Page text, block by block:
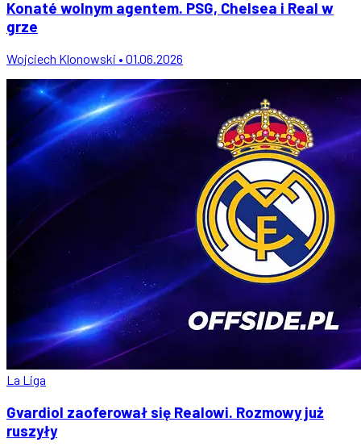
Konaté wolnym agentem. PSG, Chelsea i Real w
grze
Wojciech Klonowski • 01.06.2026
La Liga
Gvardiol zaoferował się Realowi. Rozmowy już
ruszyły